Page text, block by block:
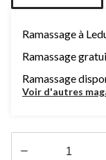
Ramassage à
Ramassage
Ramassage
Voir d'autres